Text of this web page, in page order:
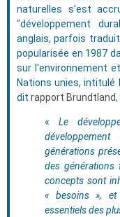
naturelles s'est
"développement
anglais, parfois
popularisée en 1987
sur l'environnement
Nations unies,
dit rapport Brundtland
« Le
générations
des générations
concepts sont
« besoins », et
essentiels des